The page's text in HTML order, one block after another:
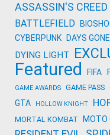
ASSASSIN'S CREED
BATTLEFIELD
CYBERPUNK DAYS GONE
DYING LIGHT
Featured FIFA
GAME AWARDS GAME PASS
GTA HOLLOW KNIGHT
MORTAL KOMBAT MOTO